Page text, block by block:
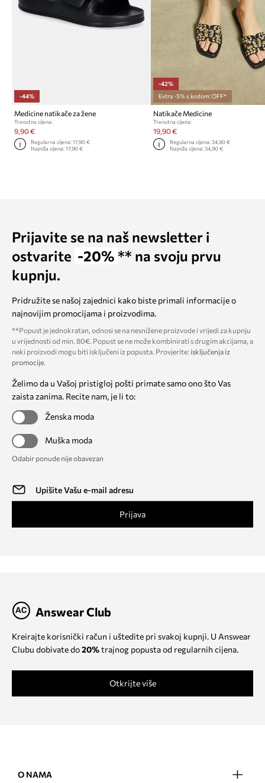
-44%
Medicine natikače za žene
Trenutna cijena:
9,90 €
Regularna cijena:17,90 €
Najniža cijena:17,90 €
-42%
Extra -5% s kodom: OFF*
Natikače Medicine
Trenutna cijena:
19,90 €
Regularna cijena: 34,90 €
Najniža cijena: 34,90 €
Prijavite se na naš newsletter i
ostvarite -20% ** na svoju prvu
kupnju.
Pridružite se našoj zajednici kako biste primali informacije o
najnovijim promocijama i proizvodima.
**Popust je jednokratan, odnosi se na nesnižene proizvode i vrijedi za kupnju
u vrijednosti od min. 80€. Popust se ne može kombinirati s drugim akcijama, a
neki proizvodi mogu biti isključeni iz popusta. Provjerite: isključenja iz
promocije.
Želimo da u Vašoj pristigloj pošti primate samo ono što Vas
zaista zanima. Recite nam, je li to:
Ženska moda
Muška moda
Odabir ponude nije obavezan
Prijava
Answear Club
Kreirajte korisnički račun i uštedite pri svakoj kupnji. U Answear
Clubu dobivate do20%trajnog popusta od regularnih cijena.
Otkrijte više
O NAMA